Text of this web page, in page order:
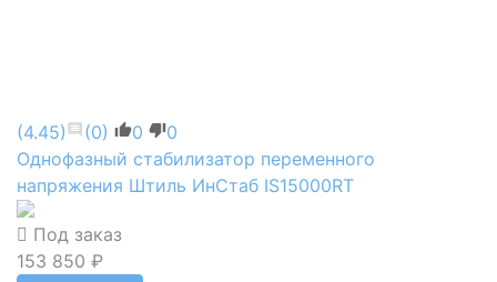
(4.45) (0) 0
0
Однофазный стабилизатор переменного
напряжения Штиль ИнСтаб IS15000RT
Под заказ
153 850 ₽